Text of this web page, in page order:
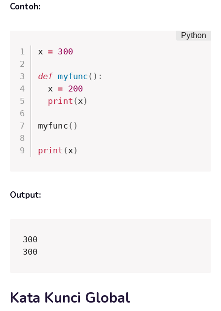
Contoh:
x = 300
def myfunc ( ) :
  x
= 200
print ( x )
myfunc ( )
print ( x )
Output:
300
300
Kata Kunci Global